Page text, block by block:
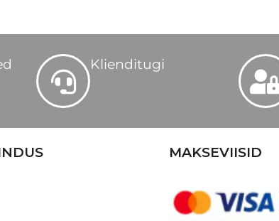
Klienditugi
MAKSEVIISID